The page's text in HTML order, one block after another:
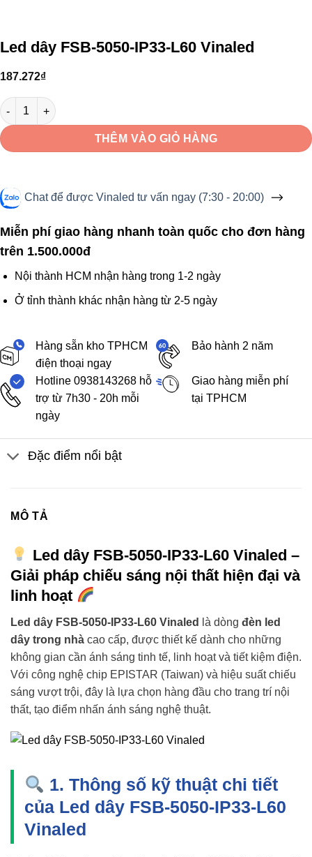
Led dây FSB-5050-IP33-L60 Vinaled
187.272₫
Led dây FSB-5050-IP33-L60 Vinaled số lượng
THÊM VÀO GIỎ HÀNG
Chat để được Vinaled tư vấn ngay (7:30 - 20:00)
Miễn phí giao hàng nhanh toàn quốc cho đơn hàng
trên 1.500.000đ
Nội thành HCM nhận hàng trong 1-2 ngày
Ở tỉnh thành khác nhận hàng từ 2-5 ngày
Hàng sẵn kho TPHCM
điện thoại ngay
Bảo hành 2 năm
Hotline 0938143268 hỗ
trợ từ 7h30 - 20h mỗi
ngày
Giao hàng miễn phí
tại TPHCM
Đặc điểm nổi bật
MÔ TẢ
Led dây FSB-5050-IP33-L60 Vinaled –
Giải pháp chiếu sáng nội thất hiện đại và
linh hoạt
Led dây FSB-5050-IP33-L60 Vinaled là dòng đèn led
dây trong nhà cao cấp, được thiết kế dành cho những
không gian cần ánh sáng tinh tế, linh hoạt và tiết kiệm điện.
Với công nghệ chip EPISTAR (Taiwan) và hiệu suất chiếu
sáng vượt trội, đây là lựa chọn hàng đầu cho trang trí nội
thất, tạo điểm nhấn ánh sáng nghệ thuật.
1. Thông số kỹ thuật chi tiết
của Led dây FSB-5050-IP33-L60
Vinaled